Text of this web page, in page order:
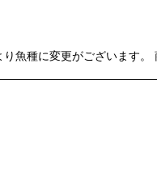
絞り込む
魚種に変更がございます